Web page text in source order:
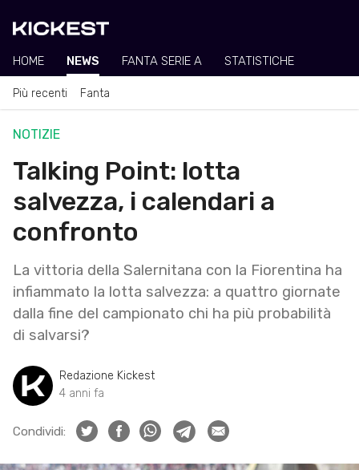
HOME NEWS FANTA SERIE A STATISTICHE
Più recenti Fanta
NOTIZIE
Talking Point: lotta
salvezza, i calendari a
confronto
La vittoria della Salernitana con la Fiorentina ha
infiammato la lotta salvezza: a quattro giornate
dalla fine del campionato chi ha più probabilità
di salvarsi?
Redazione Kickest
4 anni fa
Condividi: